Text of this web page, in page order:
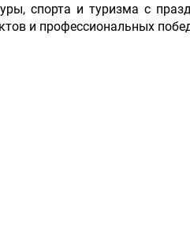
спорта и туризма с
и профессиональных